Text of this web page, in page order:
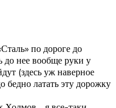
по дороге до
до нее вообще руки у
(здесь уж наверное
бедно латать эту дорожку